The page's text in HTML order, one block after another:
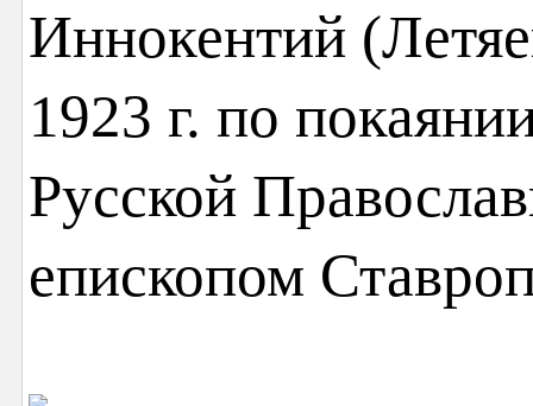
Иннокентий
1923 г. по
Русской
епископом